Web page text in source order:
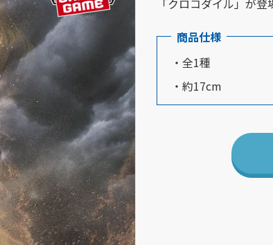
「クロコダイル」が登
商品仕様
・全1種
・約17cm